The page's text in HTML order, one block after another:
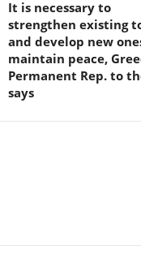
It is necessary to
strengthen existing
and develop new
maintain peace,
Permanent Rep. to
says